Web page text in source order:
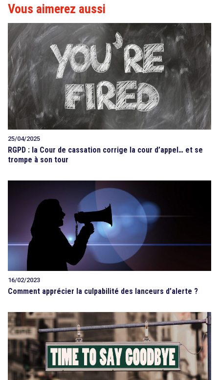
Vous aimerez aussi
25/04/2025
RGPD : la Cour de cassation corrige la cour d’appel… et se
trompe à son tour
16/02/2023
Comment apprécier la culpabilité des lanceurs d’alerte ?
search